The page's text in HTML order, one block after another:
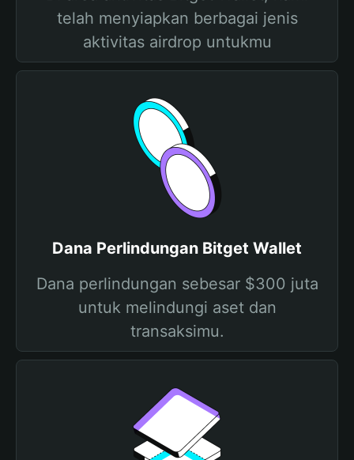
telah menyiapkan berbagai jenis
aktivitas airdrop untukmu
Dana Perlindungan Bitget Wallet
Dana perlindungan sebesar $300 juta
untuk melindungi aset dan
transaksimu.